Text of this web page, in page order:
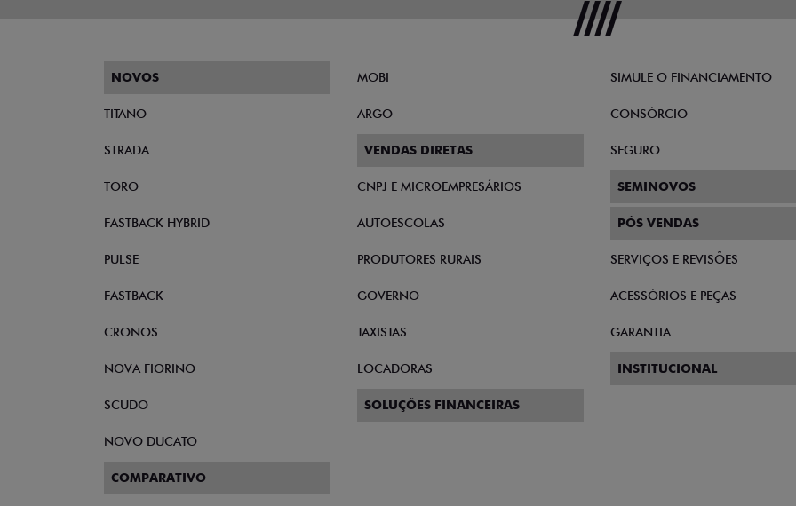
NOVOS
TITANO
STRADA
TORO
FASTBACK HYBRID
PULSE
FASTBACK
CRONOS
NOVA FIORINO
SCUDO
NOVO DUCATO
MOBI
ARGO
VENDAS DIRETAS
CNPJ E MICROEMPRESÁRIOS
AUTOESCOLAS
PRODUTORES RURAIS
GOVERNO
TAXISTAS
LOCADORAS
SOLUÇÕES FINANCEIRAS
SIMULE O FINANCIAMENTO
CONSÓRCIO
SEGURO
SEMINOVOS
PÓS VENDAS
SERVIÇOS E REVISÕES
ACESSÓRIOS E PEÇAS
GARANTIA
INSTITUCIONAL
COMPARATIVO